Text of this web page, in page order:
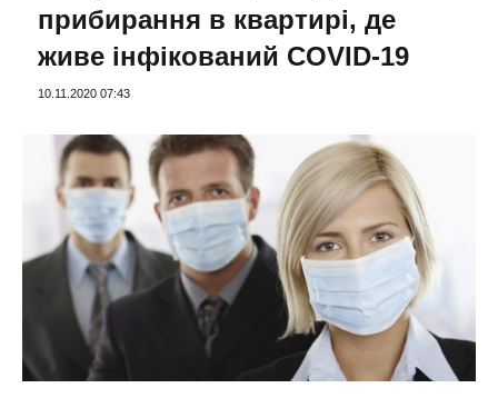
прибирання в квартирі, де
живе інфікований COVID-19
10.11.2020 07:43